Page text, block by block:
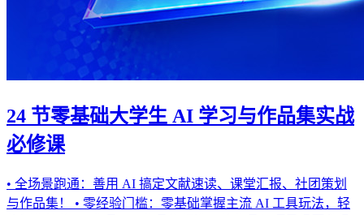
24 节零基础大学生 AI 学习与作品集实战
必修课
• 全场景跑通：善用 AI 搞定文献速读、课堂汇报、社团策划
与作品集！ • 零经验门槛：零基础掌握主流 AI 工具玩法，轻